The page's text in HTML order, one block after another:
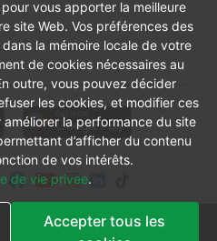
Conditions générales
vous apporter la meilleure
site Web. Vos préférences des
la mémoire locale de votre
de cookies nécessaires au
outre, vous pouvez décider
les cookies, et modifier ces
la performance du site
d’afficher du contenu
de vos intérêts.
de vie privee.
Accepter tous les